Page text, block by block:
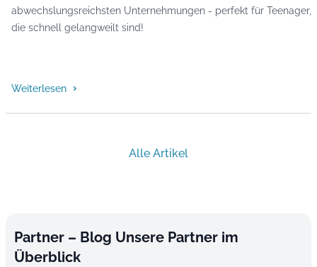
abwechslungsreichsten Unternehmungen - perfekt für Teenager,
die schnell gelangweilt sind!
Weiterlesen
Alle Artikel
Partner – Blog Unsere Partner im
Überblick